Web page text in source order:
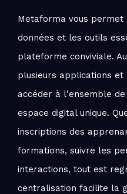
Metaforma vous
données et les outils
plateforme conviviale.
plusieurs applications et
accéder à l'ensemble
espace digital unique.
inscriptions des
formations, suivre les
interactions, tout est
centralisation facilite la